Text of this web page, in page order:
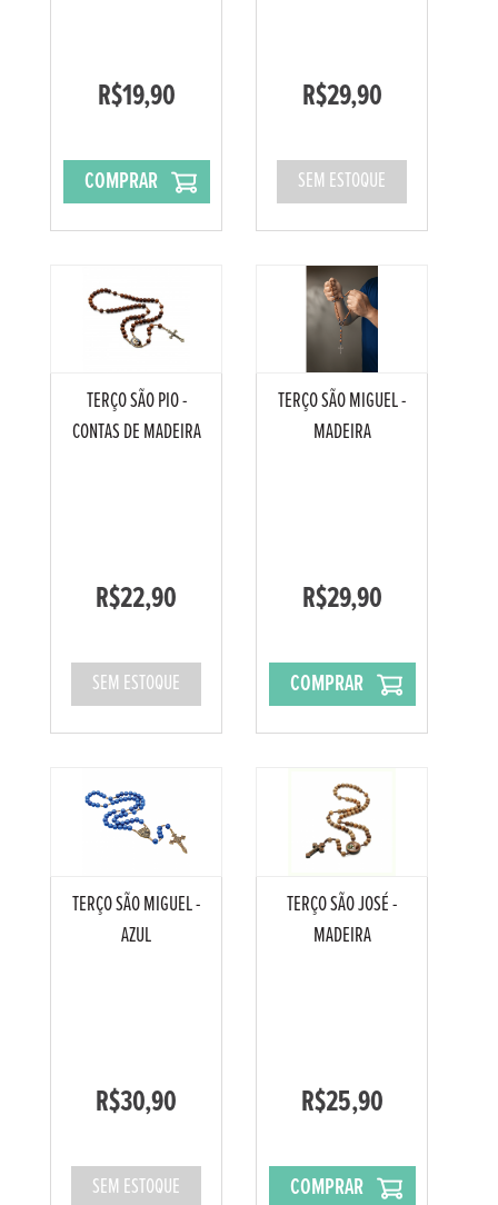
R$19,90
COMPRAR
R$29,90
SEM ESTOQUE
TERÇO SÃO PIO -
CONTAS DE MADEIRA
R$22,90
SEM ESTOQUE
TERÇO SÃO MIGUEL -
MADEIRA
R$29,90
COMPRAR
TERÇO SÃO MIGUEL -
AZUL
R$30,90
SEM ESTOQUE
TERÇO SÃO JOSÉ -
MADEIRA
R$25,90
COMPRAR